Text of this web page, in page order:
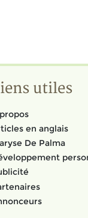
utiles
en anglais
De Palma